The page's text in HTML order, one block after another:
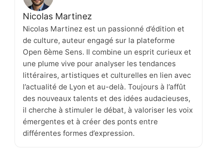
Nicolas Martinez
Nicolas Martinez est un passionné d’édition et
de culture, auteur engagé sur la plateforme
Open 6ème Sens. Il combine un esprit curieux et
une plume vive pour analyser les tendances
littéraires, artistiques et culturelles en lien avec
l’actualité de Lyon et au-delà. Toujours à l’affût
des nouveaux talents et des idées audacieuses,
il cherche à stimuler le débat, à valoriser les voix
émergentes et à créer des ponts entre
différentes formes d’expression.